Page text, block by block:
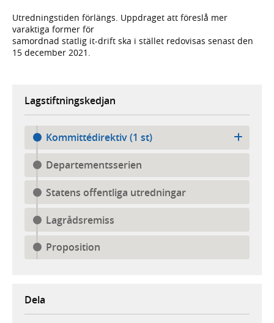
Utredningstiden förlängs. Uppdraget att föreslå mer
varaktiga former för
samordnad statlig it-drift ska i stället redovisas senast den
15 december 2021.
Lagstiftningskedjan
Kommittédirektiv (1 st)
Departementsserien
Statens offentliga utredningar
Lagrådsremiss
Proposition
Dela